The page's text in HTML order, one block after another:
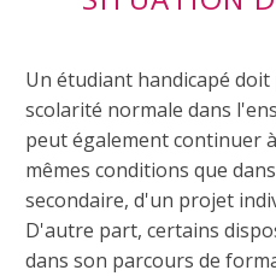
Un étudiant handicapé
scolarité normale dans
peut également continuer
mêmes conditions que
secondaire, d'un projet
D'autre part, certains
dans son parcours de